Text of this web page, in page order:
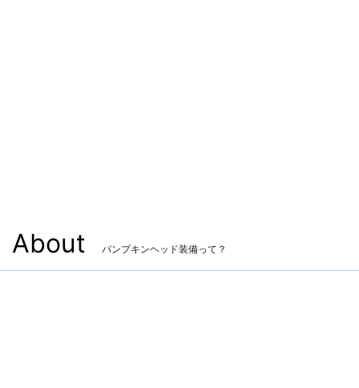
About パンプキンヘッド装備って？